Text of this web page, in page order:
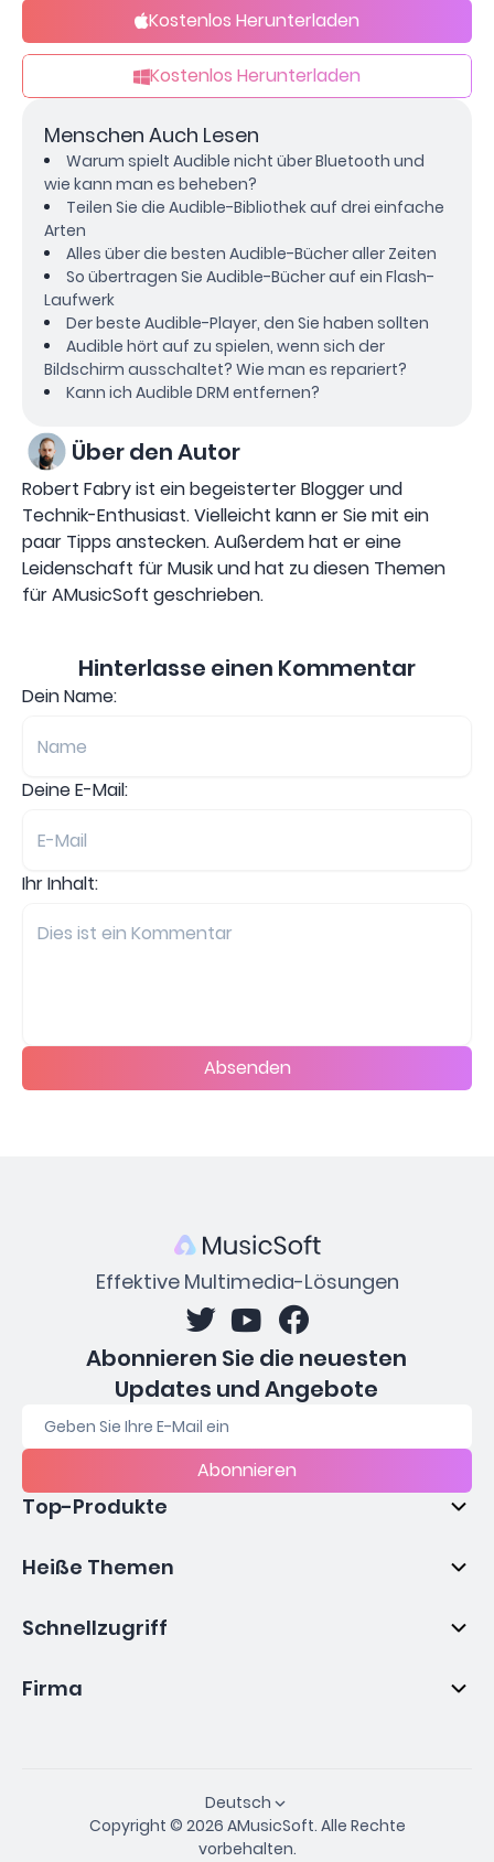
Kostenlos Herunterladen
Kostenlos Herunterladen
Menschen Auch Lesen
Warum spielt Audible nicht über Bluetooth und
wie kann man es beheben?
Teilen Sie die Audible-Bibliothek auf drei einfache
Arten
Alles über die besten Audible-Bücher aller Zeiten
So übertragen Sie Audible-Bücher auf ein Flash-
Laufwerk
Der beste Audible-Player, den Sie haben sollten
Audible hört auf zu spielen, wenn sich der
Bildschirm ausschaltet? Wie man es repariert?
Kann ich Audible DRM entfernen?
Über den Autor
Robert Fabry ist ein begeisterter Blogger und
Technik-Enthusiast. Vielleicht kann er Sie mit ein
paar Tipps anstecken. Außerdem hat er eine
Leidenschaft für Musik und hat zu diesen Themen
für AMusicSoft geschrieben.
Hinterlasse einen Kommentar
Dein Name:
Deine E-Mail:
Ihr Inhalt:
Absenden
Effektive Multimedia-Lösungen
Abonnieren Sie die neuesten
Updates und Angebote
Abonnieren
Top-Produkte
Heiße Themen
Schnellzugriff
Firma
Deutsch
Copyright © 2026 AMusicSoft. Alle Rechte
vorbehalten.